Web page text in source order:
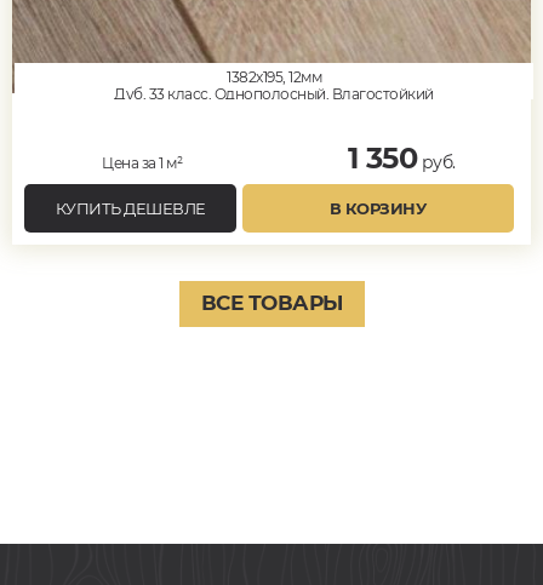
1382x195, 12мм
Дуб, 33 класс, Однополосный, Влагостойкий
Цена за 1 м² 1 350руб.
КУПИТЬ ДЕШЕВЛЕ В КОРЗИНУ
ВСЕ ТОВАРЫ